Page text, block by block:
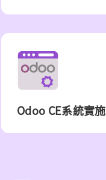
Odoo CE系統實施